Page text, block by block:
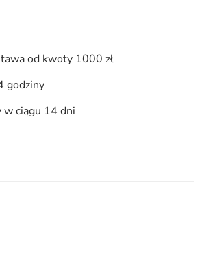
od kwoty 1000 zł
godziny
ciągu 14 dni